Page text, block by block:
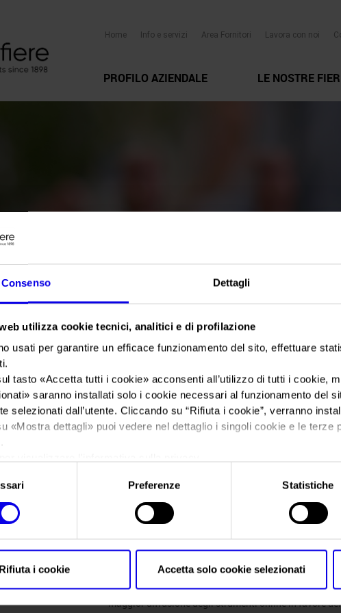
Consenso Dettagli
utilizza cookie tecnici, analitici e di profilazione
usati per garantire un efficace funzionamento del sito, effettuare
tasto «Accetta tutti i cookie» acconsenti all’utilizzo di tutti i cookie,
» saranno installati solo i cookie necessari al funzionamento del
selezionati dall’utente. Cliccando su “Rifiuta i cookie”, verranno
«Mostra dettagli» puoi vedere nel dettaglio i singoli cookie e le terze
Preferenze Statistiche
Rifiuta i cookie Accetta solo cookie selezionati
Home Info e servizi Area Fornitori Lavora con noi
PROFILO AZIENDALE LE NOSTRE
Sei in: News
Servizi,
del nuovo
Posts Tagged:
roland berger
Servizi, incoming,
Marzo 31st, 2022byUfficio Stampa Veronafiere
Crescita internazionale e perfezionamento
maggior diffusione degli strumenti online in favore